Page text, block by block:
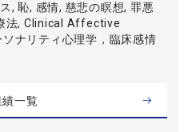
, 恥, 感情, 慈悲の瞑想, 罪悪
法, Clinical Affective
ナリティ心理学，臨床感情
一覧